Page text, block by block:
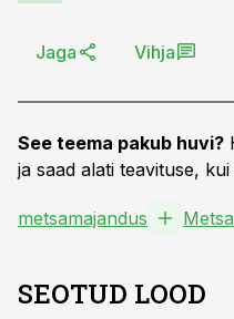
Jaga Vihja
See teema pakub huvi?
ja saad alati teavituse,
metsamajandus
SEOTUD LOOD